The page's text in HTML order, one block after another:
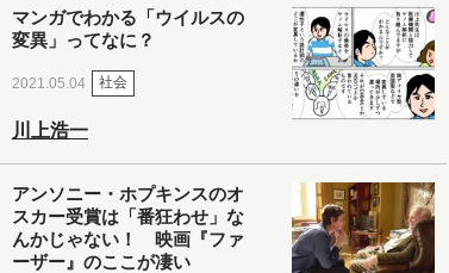
マンガでわかる「ウイルスの
変異」ってなに？
2021.05.04 社会
川上浩一
アンソニー・ホプキンスのオ
スカー受賞は「番狂わせ」な
んかじゃない！ 映画『ファ
ーザー』のここが凄い